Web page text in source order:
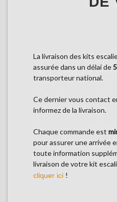
La livraison des kits
assurée dans un délai de
transporteur national.
Ce dernier vous contact
informez de la livraison.
Chaque commande est
pour assurer une arrivée
toute information
livraison de votre kit
cliquer ici !